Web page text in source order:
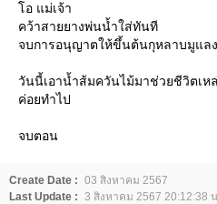
อ แม่เจ้า
คว้าสายยางพ่นน้ำใส่ทันที
จบการอนุญาตให้ขึ้นต้นกุหลาบมูแลง
วันนี้เอาน้ำส้มควันไม้มาช่วยชีวิตเห
ค่อยทำไป
จบตอน
Create Date : 03 สิงหาคม 2567
Last Update : 3 สิงหาคม 2567 20:12:38